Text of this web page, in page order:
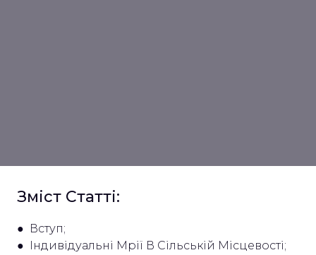
Зміст Статті:
● Вступ;
● Індивідуальні Мрії В Сільській Місцевості;